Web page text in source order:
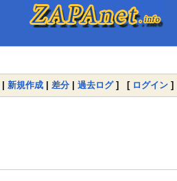
| 新規作成 | 差分 | 過去ログ] [ ログイン ]